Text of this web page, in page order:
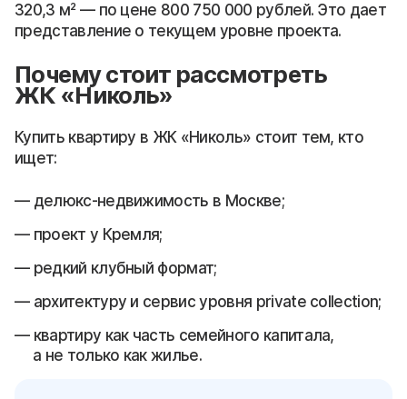
320,3 м² — по цене 800 750 000 рублей. Это дает
представление о текущем уровне проекта.
Почему стоит рассмотреть
ЖК «Николь»
Купить квартиру в ЖК «Николь» стоит тем, кто
ищет:
делюкс-недвижимость в Москве;
проект у Кремля;
редкий клубный формат;
архитектуру и сервис уровня private collection;
квартиру как часть семейного капитала,
а не только как жилье.